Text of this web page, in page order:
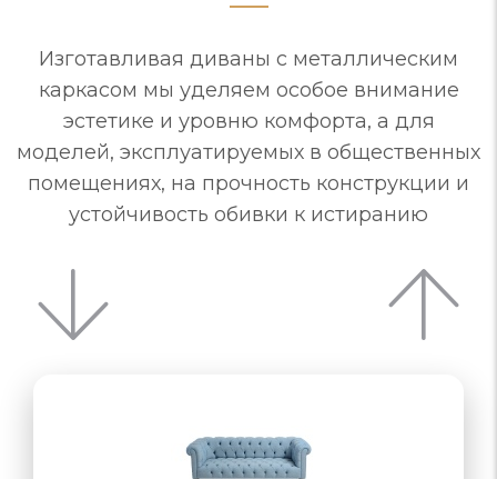
Изготавливая диваны с металлическим
каркасом мы уделяем особое внимание
эстетике и уровню комфорта, а для
моделей, эксплуатируемых в общественных
помещениях, на прочность конструкции и
устойчивость обивки к истиранию
назначению…
«раскладушка»,…